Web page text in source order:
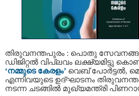
തിരുവനന്തപുരം : പൊതു
ഡിജിറ്റൽ വിപ്ലവം ലക്ഷ്യമിട്ടു
‘നമ്മുടെ കേരളം’ വെബ് പോർട്ടൽ,
എന്നിവയുടെ ഉദ്ഘാടനം
നടന്ന ചടങ്ങിൽ മുഖ്യമന്ത്രി